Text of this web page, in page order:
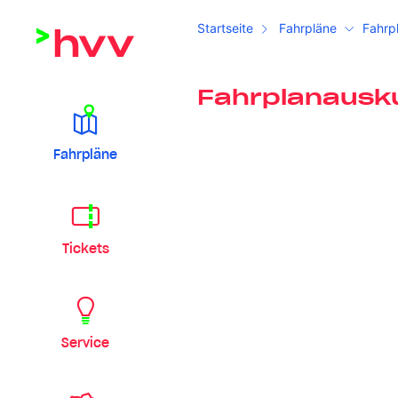
Startseite Fahrpläne
Fahrpläne
Tickets
Service